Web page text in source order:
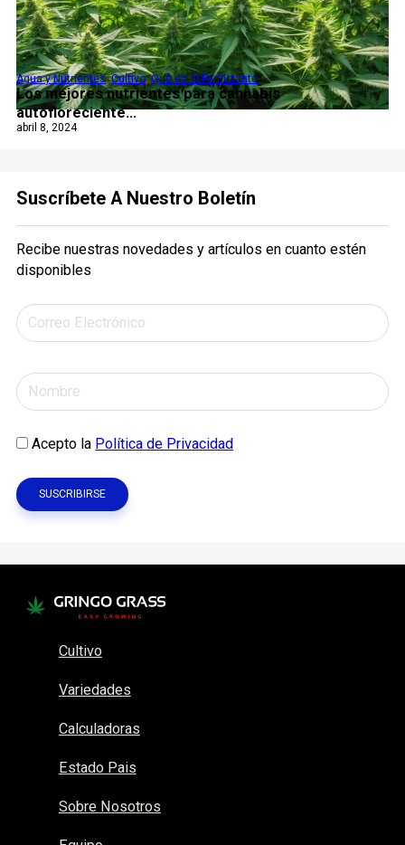
Los mejores nutrientes para cannabis
autofloreciente...
Agua y Nutrientes,Cultivo,Qué es el Fertilizante
abril 8, 2024
Suscríbete A Nuestro Boletín
Recibe nuestras novedades y artículos en cuanto estén
disponibles
Acepto la Política de Privacidad
Cultivo
Variedades
Calculadoras
Estado Pais
Sobre Nosotros